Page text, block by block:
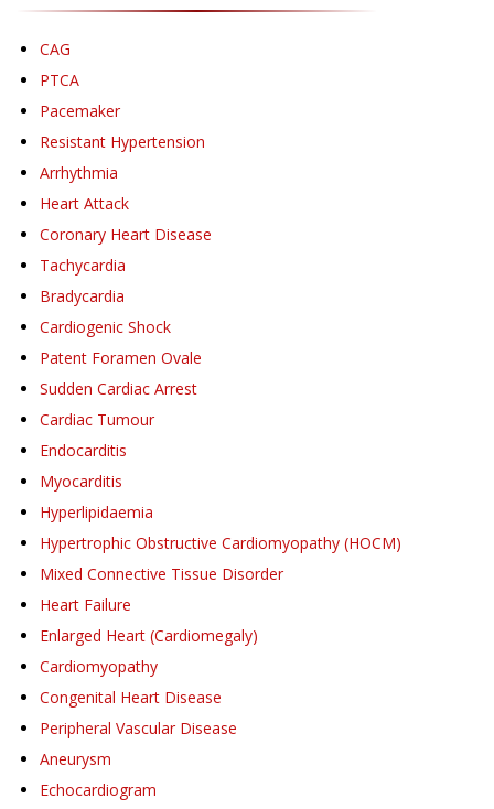
CAG
PTCA
Pacemaker
Resistant Hypertension
Arrhythmia
Heart Attack
Coronary Heart Disease
Tachycardia
Bradycardia
Cardiogenic Shock
Patent Foramen Ovale
Sudden Cardiac Arrest
Cardiac Tumour
Endocarditis
Myocarditis
Hyperlipidaemia
Hypertrophic Obstructive Cardiomyopathy (HOCM)
Mixed Connective Tissue Disorder
Heart Failure
Enlarged Heart (Cardiomegaly)
Cardiomyopathy
Congenital Heart Disease
Peripheral Vascular Disease
Aneurysm
Echocardiogram